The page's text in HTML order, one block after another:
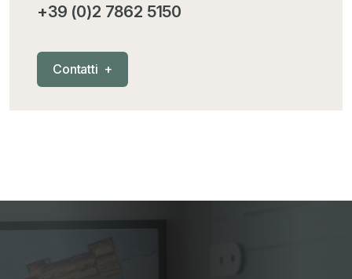
Pubblicazioni +
+39 (0)2 7862 5150
Contatti +